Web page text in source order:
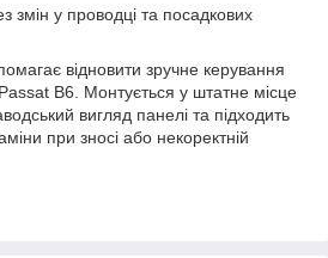
змін у проводці та посадкових
відновити зручне керування
B6. Монтується у штатне місце
вигляд панелі та підходить
при зносі або некоректній